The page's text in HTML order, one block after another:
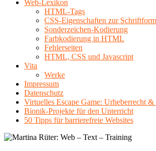
Web-Lexikon
HTML-Tags
CSS-Eigenschaften zur
Sonderzeichen-Kodierung
Farbkodierung in HTML
Fehlerseiten
HTML, CSS und Javascript
Vita
Werke
Impressum
Datenschutz
Virtuelles Escape Game: Urheberrecht
Bionik-Projekte für den Unterricht
50 Tipps für barrierefreie Websites